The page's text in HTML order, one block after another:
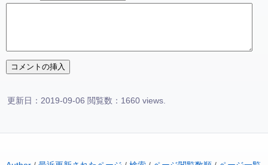
更新日：2019-09-06 閲覧数：1660 views.